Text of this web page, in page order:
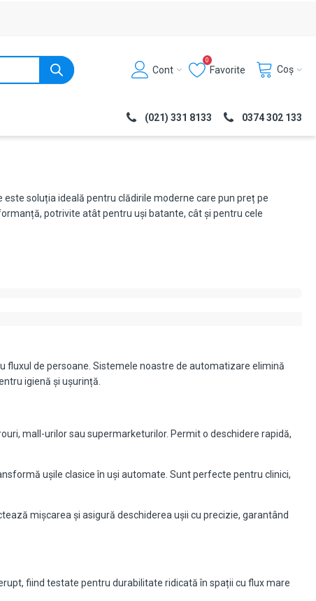
Cont
0
Favorite Coș
(021) 331 8133 0374 302 133
soluția ideală pentru clădirile moderne care pun preț pe
potrivite atât pentru uși batante, cât și pentru cele
fluxul de persoane. Sistemele noastre de automatizare elimină
igienă și ușurință.
mall-urilor sau supermarketurilor. Permit o deschidere rapidă,
ușile clasice în uși automate. Sunt perfecte pentru clinici,
mișcarea și asigură deschiderea ușii cu precizie, garantând
fiind testate pentru durabilitate ridicată în spații cu flux mare